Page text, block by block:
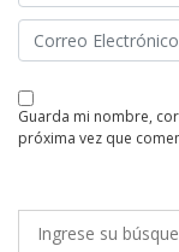
guarda mi nombre, correo electrónico y web en este navegador para la
próxima vez que